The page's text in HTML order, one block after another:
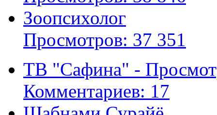
Зоопсихолог
Просмотров: 37 351
ТВ "Сафина" -
Комментариев: 17